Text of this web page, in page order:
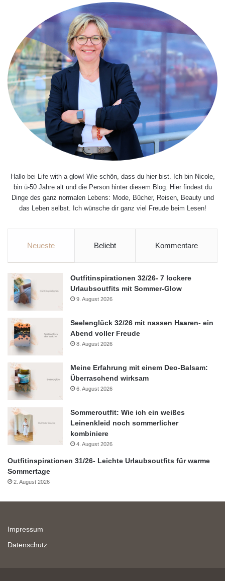
Hallo bei Life with a glow! Wie schön, dass du hier bist. Ich bin Nicole,
bin ü-50 Jahre alt und die Person hinter diesem Blog. Hier findest du
Dinge des ganz normalen Lebens: Mode, Bücher, Reisen, Beauty und
das Leben selbst. Ich wünsche dir ganz viel Freude beim Lesen!
Neueste Beliebt Kommentare
Outfitinspirationen 32/26- 7 lockere
Urlaubsoutfits mit Sommer-Glow
9. August 2026
Seelenglück 32/26 mit nassen Haaren- ein
Abend voller Freude
8. August 2026
Meine Erfahrung mit einem Deo-Balsam:
Überraschend wirksam
6. August 2026
Sommeroutfit: Wie ich ein weißes
Leinenkleid noch sommerlicher
kombiniere
4. August 2026
Outfitinspirationen 31/26- Leichte Urlaubsoutfits für warme
Sommertage
2. August 2026
Impressum
Datenschutz